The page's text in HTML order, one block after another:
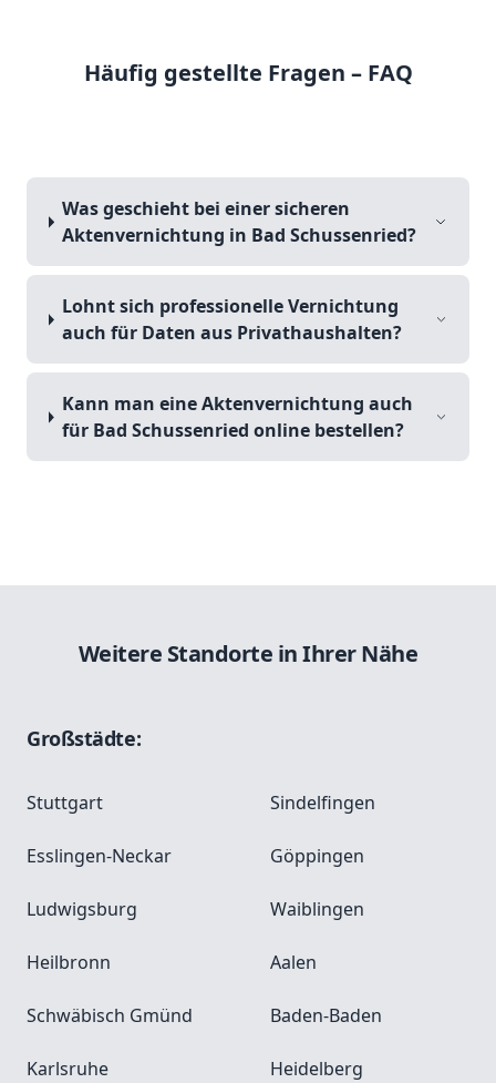
Häufig gestellte Fragen – FAQ
Was geschieht bei einer sicheren
Aktenvernichtung in Bad Schussenried?
Lohnt sich professionelle Vernichtung
auch für Daten aus Privathaushalten?
Kann man eine Aktenvernichtung auch
für Bad Schussenried online bestellen?
Weitere Standorte in Ihrer Nähe
Großstädte:
Stuttgart Sindelfingen
Esslingen-Neckar Göppingen
Ludwigsburg Waiblingen
Heilbronn Aalen
Schwäbisch Gmünd Baden-Baden
Karlsruhe Heidelberg